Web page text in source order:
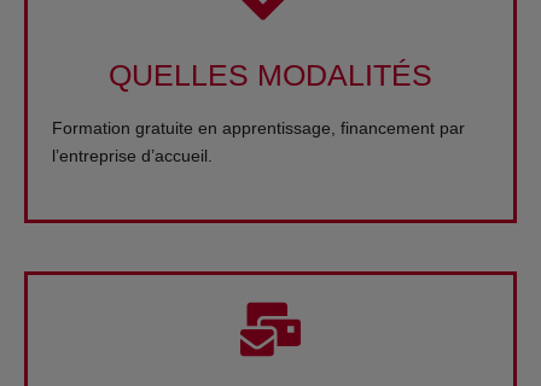
QUELLES MODALITÉS
Formation gratuite en apprentissage, financement par
l’entreprise d’accueil.